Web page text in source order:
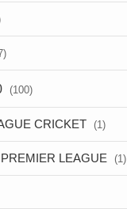
(100)
CRICKET (1)
LEAGUE (1)